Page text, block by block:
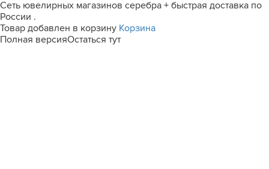
Сеть ювелирных магазинов серебра + быстрая доставка по
России .
Товар добавлен в корзину Корзина
Полная версияОстаться тут